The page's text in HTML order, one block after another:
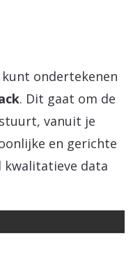
ondertekenen
. Dit gaat om de
vanuit je
en gerichte
data